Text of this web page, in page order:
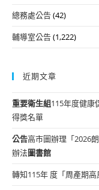
總務處公告(42)
輔導室公告(1,222)
近期文章
重要衛生組115年度健康
得獎名單
公告高市圖辦理「2026
辦法圖書館
轉知115年 度「周產期高